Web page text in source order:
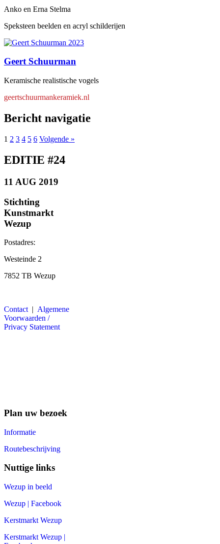
Anko en Erna Stelma
Speksteen beelden en acryl schilderijen
Geert Schuurman
Keramische realistische vogels
geertschuurmankeramiek.nl
Bericht navigatie
1 2 3 4 5 6 Volgende »
EDITIE #24
11 AUG 2019
Stichting
Kunstmarkt
Wezup
Postadres:
Westeinde 2
7852 TB Wezup
Contact | Algemene
Voorwaarden /
Privacy Statement
Plan uw bezoek
Informatie
Routebeschrijving
Nuttige links
Wezup in beeld
Wezup | Facebook
Kerstmarkt Wezup
Kerstmarkt Wezup |